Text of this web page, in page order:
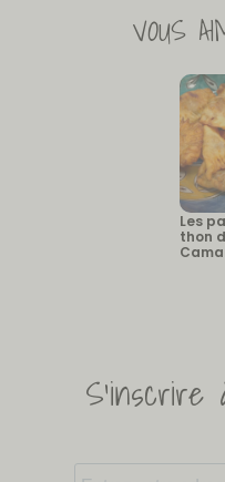
VOUS
Les
thon
S'inscrire